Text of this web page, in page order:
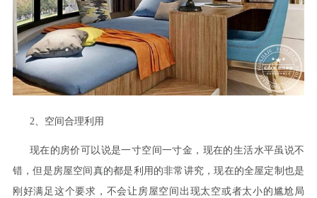
2、空间合理利用
现在的房价可以说是一寸空间一寸金，现在的生活水平虽说不
错，但是房屋空间真的都是利用的非常讲究，现在的全屋定制也是
刚好满足这个要求，不会让房屋空间出现太空或者太小的尴尬局